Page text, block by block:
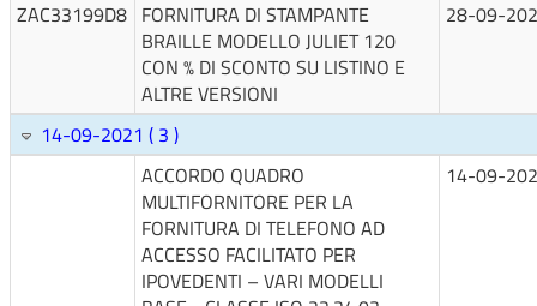
ZAC33199D8 FORNITURA DI STAMPANTE
BRAILLE MODELLO JULIET 120
CON % DI SCONTO SU LISTINO E
ALTRE VERSIONI
28-09-
14-09-2021 ( 3 )
ACCORDO QUADRO
MULTIFORNITORE PER LA
FORNITURA DI TELEFONO AD
ACCESSO FACILITATO PER
IPOVEDENTI – VARI MODELLI
14-09-